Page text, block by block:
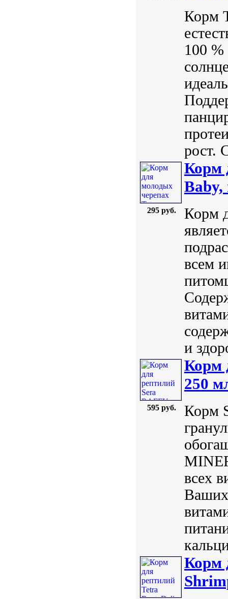
Корм
100
рост.
295 руб.
Корм
Baby,
Корм
всем
и
595 руб.
Корм
250
Корм
всех
Ваших
Корм